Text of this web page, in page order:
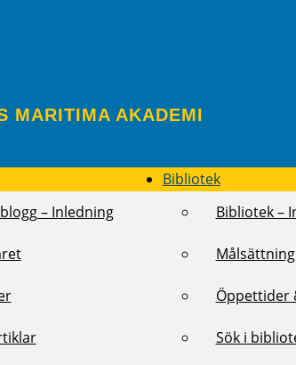
MARITIMA AKADEMI
– Inledning
Bibliotek
Bibliotek –
Målsättning
Öppettider
Sök i